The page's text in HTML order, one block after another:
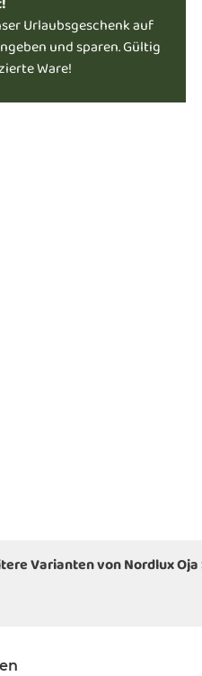
Urlaubsgeschenk auf
und sparen. Gültig
Ware!
Varianten von Nordlux